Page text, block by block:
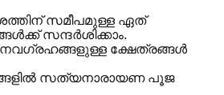
സമീപമുള്ള ഏത്
സന്ദർശിക്കാം.
നവഗ്രഹങ്ങളുള്ള ക്ഷേത്രങ്ങൾ
സത്യനാരായണ പൂജ